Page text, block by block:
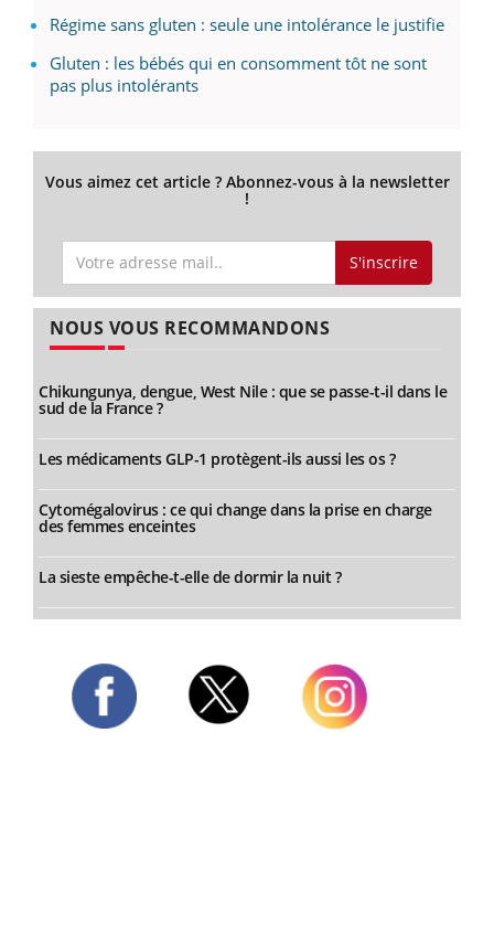
Régime sans gluten : seule une intolérance le justifie
Gluten : les bébés qui en consomment tôt ne sont
pas plus intolérants
Vous aimez cet article ? Abonnez-vous à la newsletter
!
S'inscrire
NOUS VOUS RECOMMANDONS
Chikungunya, dengue, West Nile : que se passe-t-il dans le
sud de la France ?
Les médicaments GLP-1 protègent-ils aussi les os ?
Cytomégalovirus : ce qui change dans la prise en charge
des femmes enceintes
La sieste empêche-t-elle de dormir la nuit ?